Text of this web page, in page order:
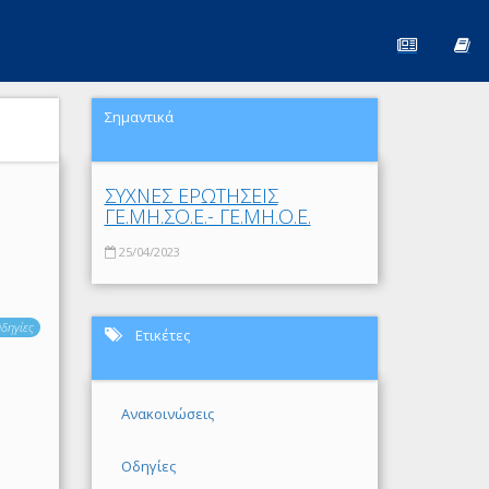
Σημαντικά
ΣΥΧΝΕΣ ΕΡΩΤΗΣΕΙΣ
ΓΕ.ΜΗ.ΣΟ.Ε.- ΓΕ.ΜΗ.Ο.Ε.
25/04/2023
Ετικέτες
Ανακοινώσεις
Οδηγίες